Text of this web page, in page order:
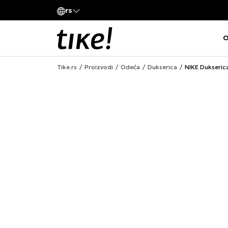
rs
Tike.rs Proizvodi Odeća Dukserica NIKE